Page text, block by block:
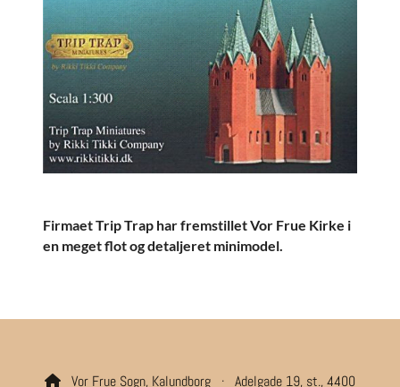
Firmaet Trip Trap har fremstillet Vor Frue Kirke i
en meget flot og detaljeret minimodel.

Vor Frue Sogn, Kalundborg · Adelgade 19, st., 4400